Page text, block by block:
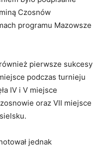
Czosnów
programu Mazowsze
pierwsze sukcesy
podczas turnieju
IV i V miejsce
oraz VII miejsce
jednak